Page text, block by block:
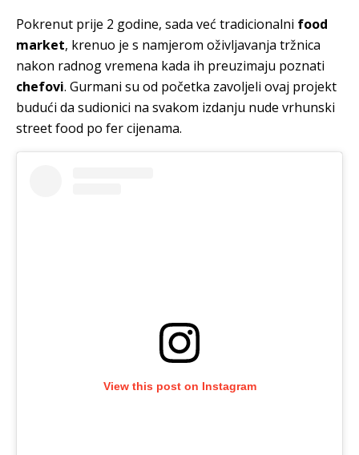
Pokrenut prije 2 godine, sada već tradicionalni food
market, krenuo je s namjerom oživljavanja tržnica
nakon radnog vremena kada ih preuzimaju poznati
chefovi. Gurmani su od početka zavoljeli ovaj projekt
budući da sudionici na svakom izdanju nude vrhunski
street food po fer cijenama.
View this post on Instagram